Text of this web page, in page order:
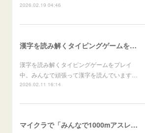
2026.02.19 04:46
漢字を読み解くタイピングゲームをプレイ中
漢字を読み解くタイピングゲームをプレイ
中。みんなで頑張って漢字を読んでいます…
2026.02.11 16:14
マイクラで「みんなで1000mアスレチックを作ろう！」を行いました